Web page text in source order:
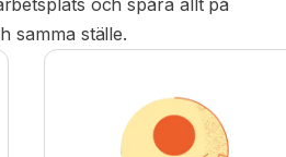
samma ställe.